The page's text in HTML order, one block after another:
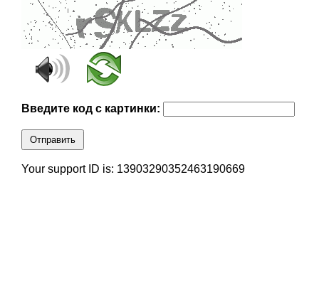
Введите код с картинки:
Отправить
Your support ID is: 13903290352463190669